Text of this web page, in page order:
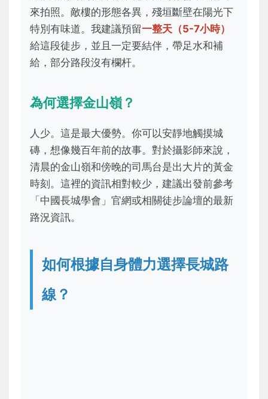
來拍照。敵樓的形態各異，殘垣斷壁在陽光下
特別有味道。我建議預留一整天（5-7小時）
給這段徒步，並且一定要結伴，帶足水和補
給，部分路段沒有欄杆。
為何選擇金山嶺？
人少。這是最大優勢。你可以安靜地觸摸城
磚，想像幾百年前的故事。對於攝影師來說，
清晨的金山嶺和傍晚的司馬台是出大片的黃金
時刻。這裡的資訊相對較少，建議出發前參考
「中國長城學會」官網或相關徒步論壇的最新
路況資訊。
如何根據自身體力選擇長城路
線？